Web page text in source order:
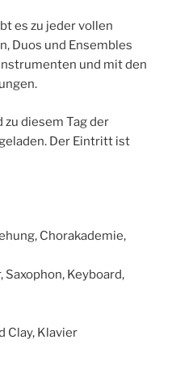
es zu jeder vollen
Duos und Ensembles
und mit den
diesem Tag der
Der Eintritt ist
Chorakademie,
Saxophon, Keyboard,
Clay, Klavier